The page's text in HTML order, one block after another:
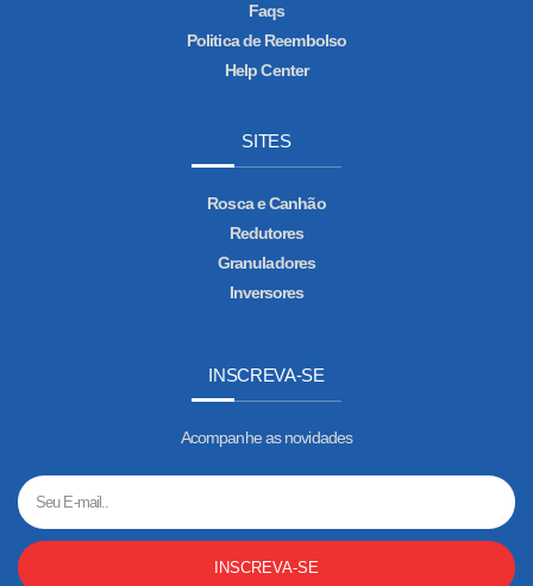
Faqs
Politica de Reembolso
Help Center
SITES
Rosca e Canhão
Redutores
Granuladores
Inversores
INSCREVA-SE
Acompanhe as novidades
INSCREVA-SE